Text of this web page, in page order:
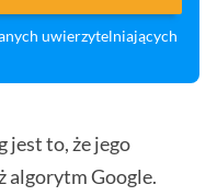
uwierzytelniających
jest to, że jego
algorytm Google.